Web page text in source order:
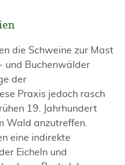
die Schweine zur Mast
und Buchenwälder
der
Praxis jedoch rasch
19. Jahrhundert
Wald anzutreffen.
eine indirekte
Eicheln und